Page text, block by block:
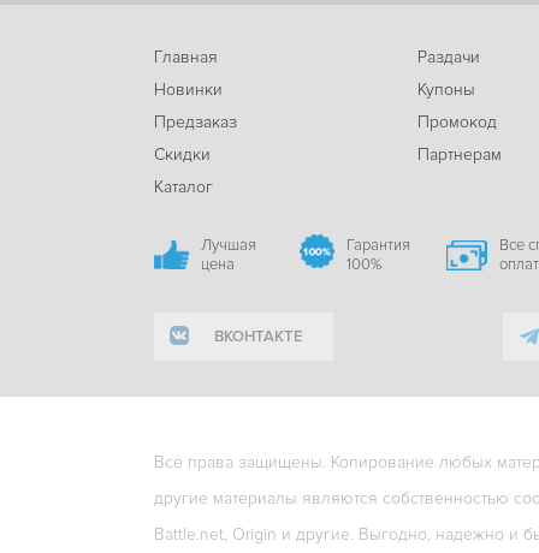
Главная
Новинки
Предзаказ
Скидки
Каталог
Раздачи
Купоны
Промокод
Партнерам
Лучшая
цена
Гарантия
100%
Все
ВКОНТАКТЕ
Все права защищены. Копирование любых
другие материалы являются собственностью
Battle.net, Origin и другие. Выгодно, надежно и